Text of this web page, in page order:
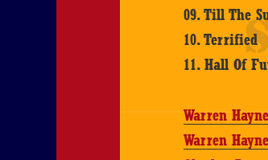
09. Till The
10. Terrified
11. Hall Of
Warren
Warren